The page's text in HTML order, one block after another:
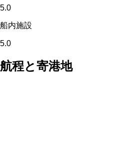
5.0
船内施設
5.0
航程と寄港地